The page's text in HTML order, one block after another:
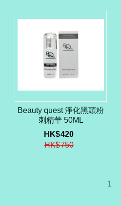
Beauty quest 淨化黑頭粉
刺精華 50ML
HK$420
HK$750
1